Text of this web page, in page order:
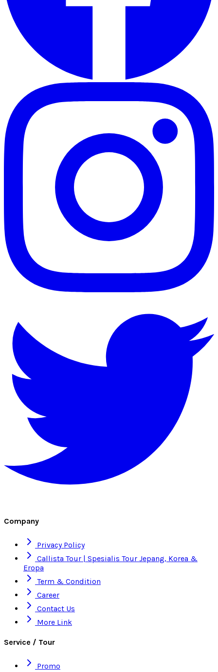
Company
Privacy Policy
Callista Tour | Spesialis Tour Jepang, Korea &
Eropa
Term & Condition
Career
Contact Us
More Link
Service / Tour
Promo